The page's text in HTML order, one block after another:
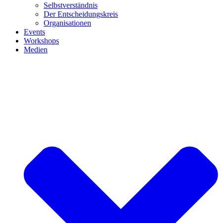
Selbstverständnis
Der Entscheidungskreis
Organisationen
Events
Workshops
Medien